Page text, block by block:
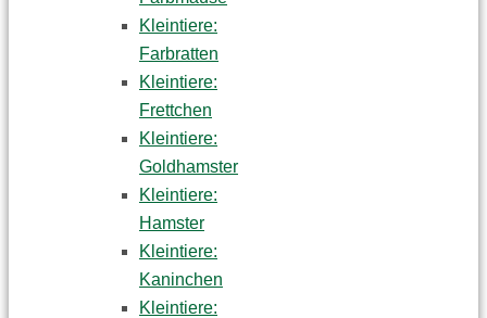
Kleintiere:
Farbratten
Kleintiere:
Frettchen
Kleintiere:
Goldhamster
Kleintiere:
Hamster
Kleintiere:
Kaninchen
Kleintiere: